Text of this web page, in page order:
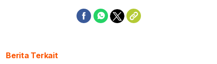
Berita Terkait